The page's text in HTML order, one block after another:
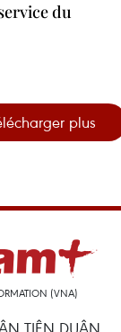
du
plus
(VNA)